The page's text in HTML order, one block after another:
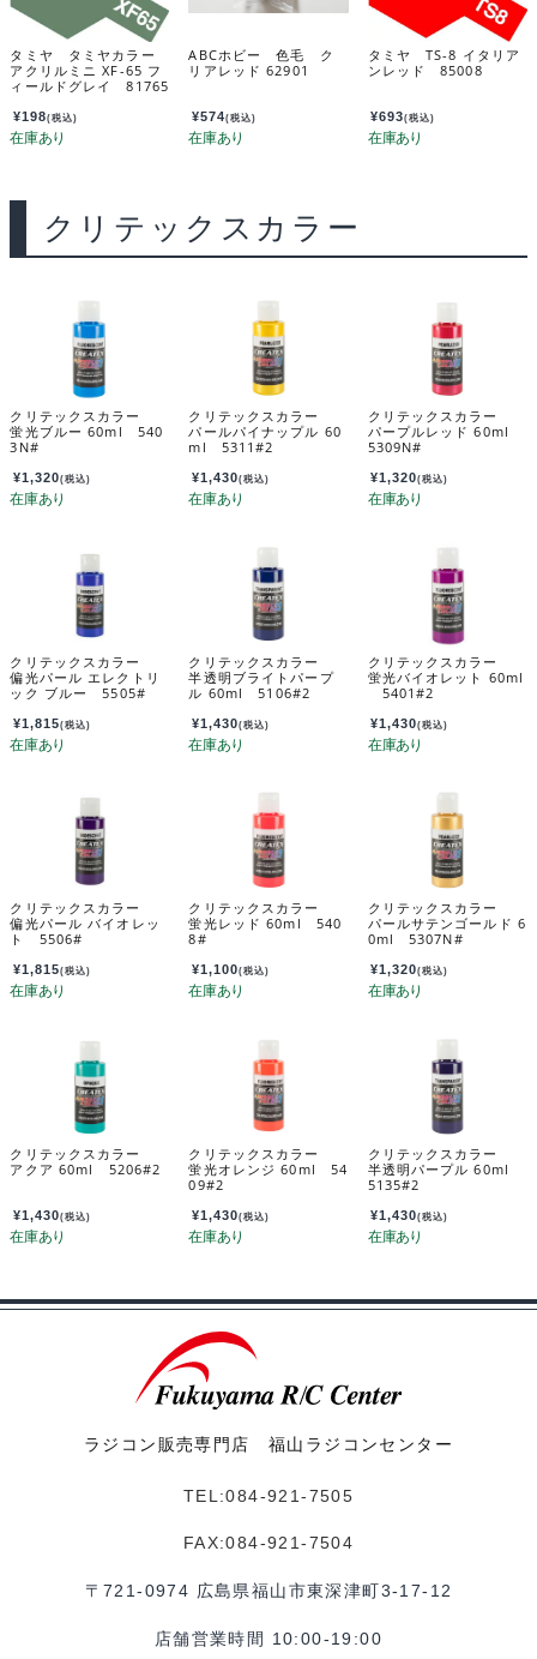
タミヤ タミヤカラー
アクリルミニ XF-65 フ
ィールドグレイ 81765
¥198(税込)
ABCホビー 色毛 ク
リアレッド 62901
¥574(税込)
タミヤ TS-8 イタリア
ンレッド 85008
¥693(税込)
クリテックスカラー
クリテックスカラー
蛍光ブルー 60ml 540
3N#
¥1,320(税込)
クリテックスカラー
パールパイナップル 60
ml 5311#2
¥1,430(税込)
クリテックスカラー
パープルレッド 60ml
5309N#
¥1,320(税込)
クリテックスカラー
偏光パール エレクトリ
ック ブルー 5505#
¥1,815(税込)
クリテックスカラー
半透明ブライトパープ
ル 60ml 5106#2
¥1,430(税込)
クリテックスカラー
蛍光バイオレット 60ml
5401#2
¥1,430(税込)
クリテックスカラー
偏光パール バイオレッ
ト 5506#
¥1,815(税込)
クリテックスカラー
蛍光レッド 60ml 540
8#
¥1,100(税込)
クリテックスカラー
パールサテンゴールド 6
0ml 5307N#
¥1,320(税込)
クリテックスカラー
アクア 60ml 5206#2
¥1,430(税込)
クリテックスカラー
蛍光オレンジ 60ml 54
09#2
¥1,430(税込)
クリテックスカラー
半透明パープル 60ml
5135#2
¥1,430(税込)
ラジコン販売専門店 福山ラジコンセンター
TEL:084-921-7505
FAX:084-921-7504
〒721-0974 広島県福山市東深津町3-17-12
店舗営業時間 10:00-19:00